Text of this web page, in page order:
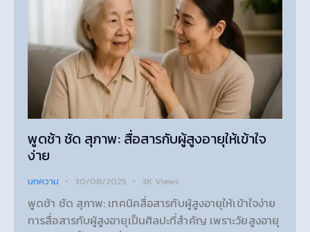
พูดช้า ชัด สุภาพ: สื่อสารกับผู้สูงอายุให้เข้าใจ
ง่าย
บทความ 30/08/2025 3K Views
พูดช้า ชัด สุภาพ: เทคนิคสื่อสารกับผู้สูงอายุให้เข้าใจง่าย
การสื่อสารกับผู้สูงอายุเป็นศิลปะที่สำคัญ เพราะวัยสูงอายุ